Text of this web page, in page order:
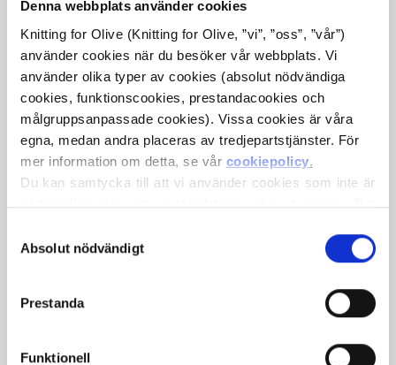
Denna webbplats använder cookies
Knitting for Olive (Knitting for Olive, ”vi”, ”oss”, ”vår”)
använder cookies när du besöker vår webbplats. Vi
använder olika typer av cookies (absolut nödvändiga
cookies, funktionscookies, prestandacookies och
målgruppsanpassade cookies). Vissa cookies är våra
egna, medan andra placeras av tredjepartstjänster. För
mer information om detta, se vår cookiepolicy.
Du kan samtycka till att vi använder cookies som inte är
nödvändiga för att webbplatsen ska fungera. Ditt
egenskap av personuppgiftsansvarig, får behandla dina
Du kan när som helst ändra eller återkalla ditt samtycke
via vår cookiepolicy
, där du också hittar information om
avAbsolut nödvändigt
Prestanda
Funktionell
KNITTING FOR OLIVE
HEAVY MERINO HEAVY
KNITTING FOR OLIVE
HEAVY MERINO HEAVY